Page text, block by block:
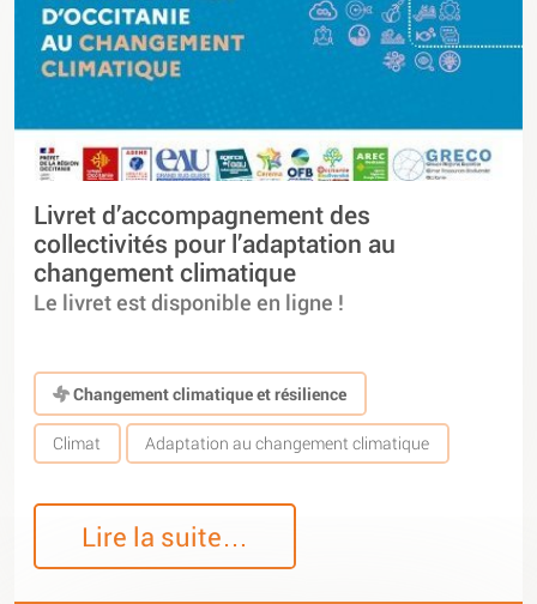
Livret d’accompagnement des
collectivités pour l’adaptation au
changement climatique
Le livret est disponible en ligne !
Changement climatique et résilience
Climat Adaptation au changement climatique
Lire la suite…